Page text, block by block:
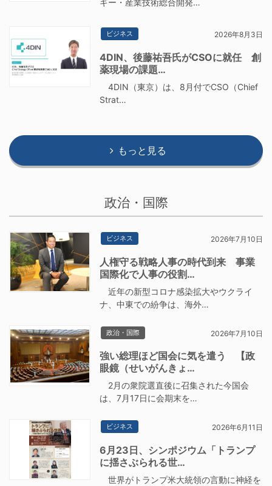
ビジネス 2026年8月3日
4DIN、後藤祐吾氏がCSOに就任 創
薬現場の課題…
4DIN（東京）は、8月付でCSO（Chief
Strat…
もっと見る
政治・国際
ビジネス 2026年7月10日
人権守る戦略人事の時代到来 事業
国際化で人事の役割…
近年の新型コロナ感染拡大やウクライ
ナ、中東での紛争は、海外…
政治・国際 2026年7月10日
強い総理ほど国会に気を遣う 【政
眼鏡（せいがんきょ…
2月の衆院選直後に召集された今国会
は、7月17日に会期末を…
ビジネス 2026年6月11日
6月23日、シンポジウム「トランプ
に揺さぶられる世…
世界がトランプ米大統領の言動に神経を